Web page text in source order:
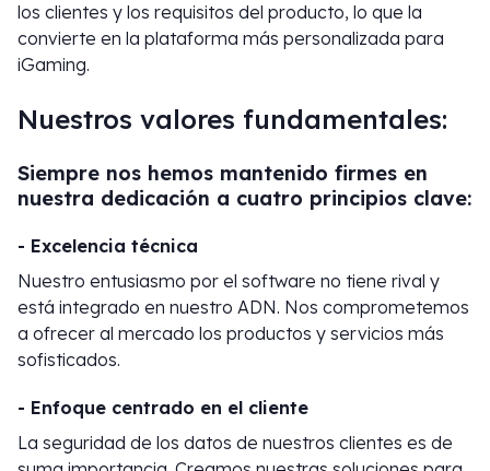
los clientes y los requisitos del producto, lo que la
convierte en la plataforma más personalizada para
iGaming.
Nuestros valores fundamentales:
Siempre nos hemos mantenido firmes en
nuestra dedicación a cuatro principios clave:
- Excelencia técnica
Nuestro entusiasmo por el software no tiene rival y
está integrado en nuestro ADN. Nos comprometemos
a ofrecer al mercado los productos y servicios más
sofisticados.
- Enfoque centrado en el cliente
La seguridad de los datos de nuestros clientes es de